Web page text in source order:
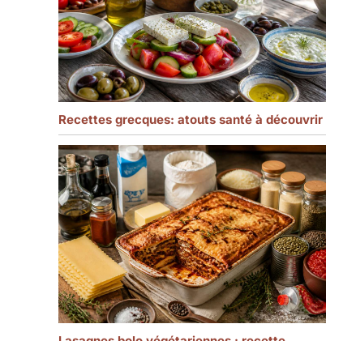
Recettes grecques: atouts santé à découvrir